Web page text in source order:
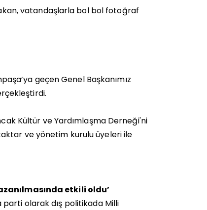
vatandaşlarla bol bol fotoğraf
geçen Genel Başkanımız
Kültür ve Yardımlaşma Derneği'ni
ve yönetim kurulu üyeleri ile
etkili oldu’
parti olarak dış politikada Milli